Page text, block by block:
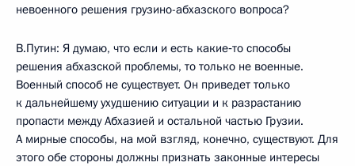
невоенного решения грузино-абхазского вопроса?
В.Путин: Я думаю, что если и есть какие‑то способы
решения абхазской проблемы, то только не военные.
Военный способ не существует. Он приведет только
к дальнейшему ухудшению ситуации и к разрастанию
пропасти между Абхазией и остальной частью Грузии.
А мирные способы, на мой взгляд, конечно, существуют. Для
этого обе стороны должны признать законные интересы